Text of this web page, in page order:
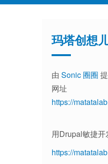
玛塔创想
由 Sonic 圈圈
网址
https://
用Drupal敏捷开
https://